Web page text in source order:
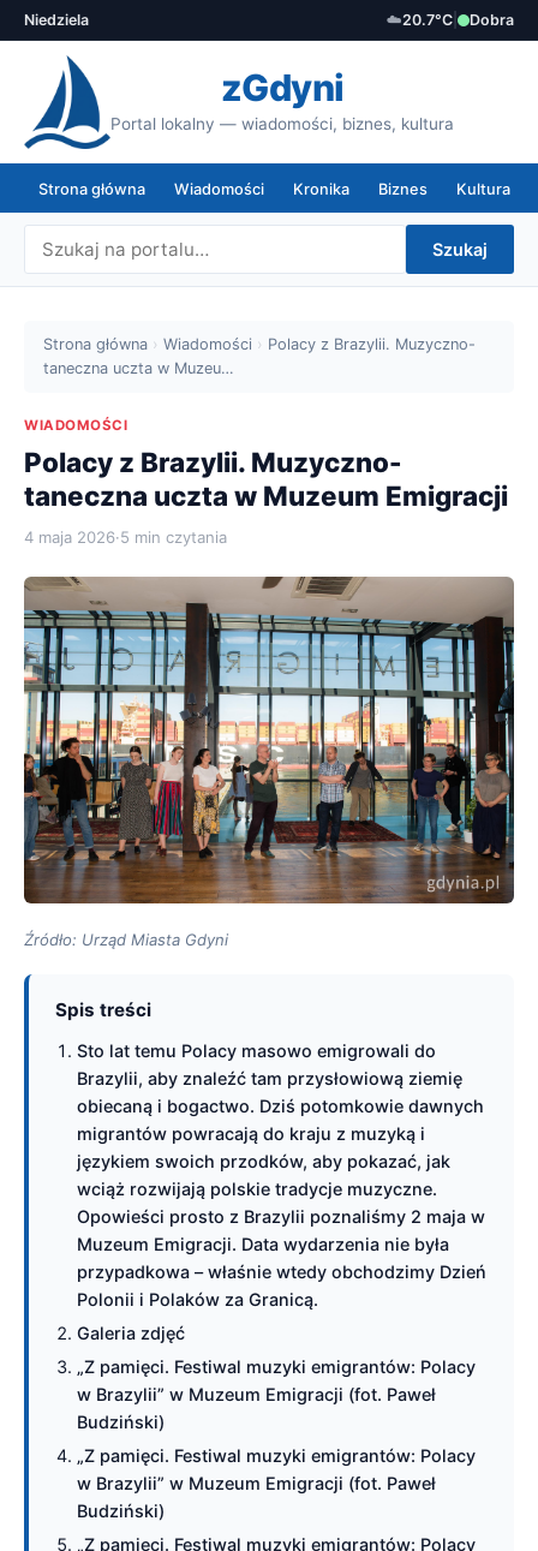
Niedziela ☁️20.7°C Dobra
zGdyni
Portal lokalny — wiadomości, biznes, kultura
Strona główna Wiadomości Kronika Biznes Kultura
Szukaj
Strona główna › Wiadomości › Polacy z Brazylii. Muzyczno-
taneczna uczta w Muzeu…
WIADOMOŚCI
Polacy z Brazylii. Muzyczno-
taneczna uczta w Muzeum Emigracji
4 maja 2026·5 min czytania
Źródło: Urząd Miasta Gdyni
Spis treści
Sto lat temu Polacy masowo emigrowali do
Brazylii, aby znaleźć tam przysłowiową ziemię
obiecaną i bogactwo. Dziś potomkowie dawnych
migrantów powracają do kraju z muzyką i
językiem swoich przodków, aby pokazać, jak
wciąż rozwijają polskie tradycje muzyczne.
Opowieści prosto z Brazylii poznaliśmy 2 maja w
Muzeum Emigracji. Data wydarzenia nie była
przypadkowa – właśnie wtedy obchodzimy Dzień
Polonii i Polaków za Granicą.
Galeria zdjęć
„Z pamięci. Festiwal muzyki emigrantów: Polacy
w Brazylii” w Muzeum Emigracji (fot. Paweł
Budziński)
„Z pamięci. Festiwal muzyki emigrantów: Polacy
w Brazylii” w Muzeum Emigracji (fot. Paweł
Budziński)
„Z pamięci. Festiwal muzyki emigrantów: Polacy